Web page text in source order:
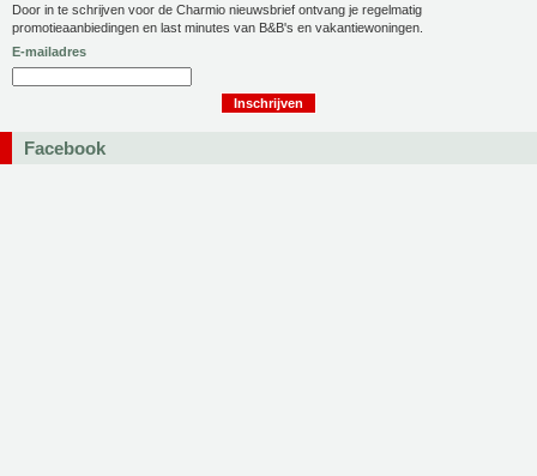
Door in te schrijven voor de Charmio nieuwsbrief ontvang je regelmatig
promotieaanbiedingen en last minutes van B&B's en vakantiewoningen.
E-mailadres
Facebook